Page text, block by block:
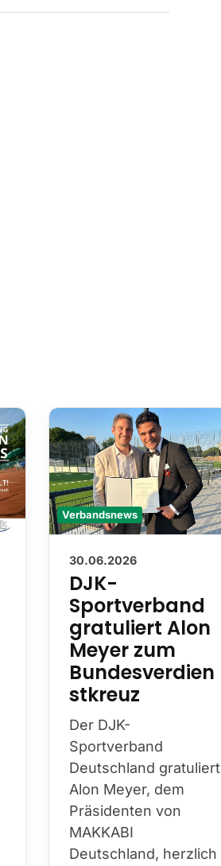
Verbandsnews
30.06.2026
DJK-
Sportverband
gratuliert Alon
Meyer zum
Bundesverdien
stkreuz
Der DJK-
Sportverband
Deutschland gratuliert
Alon Meyer, dem
Präsidenten von
MAKKABI
Deutschland, herzlich